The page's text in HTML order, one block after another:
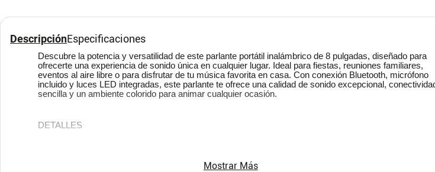
DescripciónEspecificaciones
Descubre la potencia y versatilidad de este parlante portátil inalámbrico de 8 pulgadas, diseñado para
ofrecerte una experiencia de sonido única en cualquier lugar. Ideal para fiestas, reuniones familiares,
eventos al aire libre o para disfrutar de tu música favorita en casa. Con conexión Bluetooth, micrófono
incluido y luces LED integradas, este parlante te ofrece una calidad de sonido excepcional,
sencilla y un ambiente colorido para animar cualquier ocasión.
DETALLES
Conectividad Bluetooth: Empareja fácilmente con tu dispositivo móvil para reproducir tu música
Mostrar Más
$ 111 900 - 50%
$ 223.800
Cuota de Referencia*
quincenas de
$ 70. 900 -50 %
141.800
Cuota de Referencia*
$ 70.900 -50%
$ 141.800